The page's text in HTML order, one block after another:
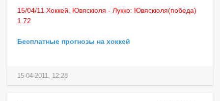
15/04/11 Хоккей. Ювяскюля - Лукко: Ювяскюля(победа)
1.72
Бесплатные прогнозы на хоккей
15-04-2011, 12:28